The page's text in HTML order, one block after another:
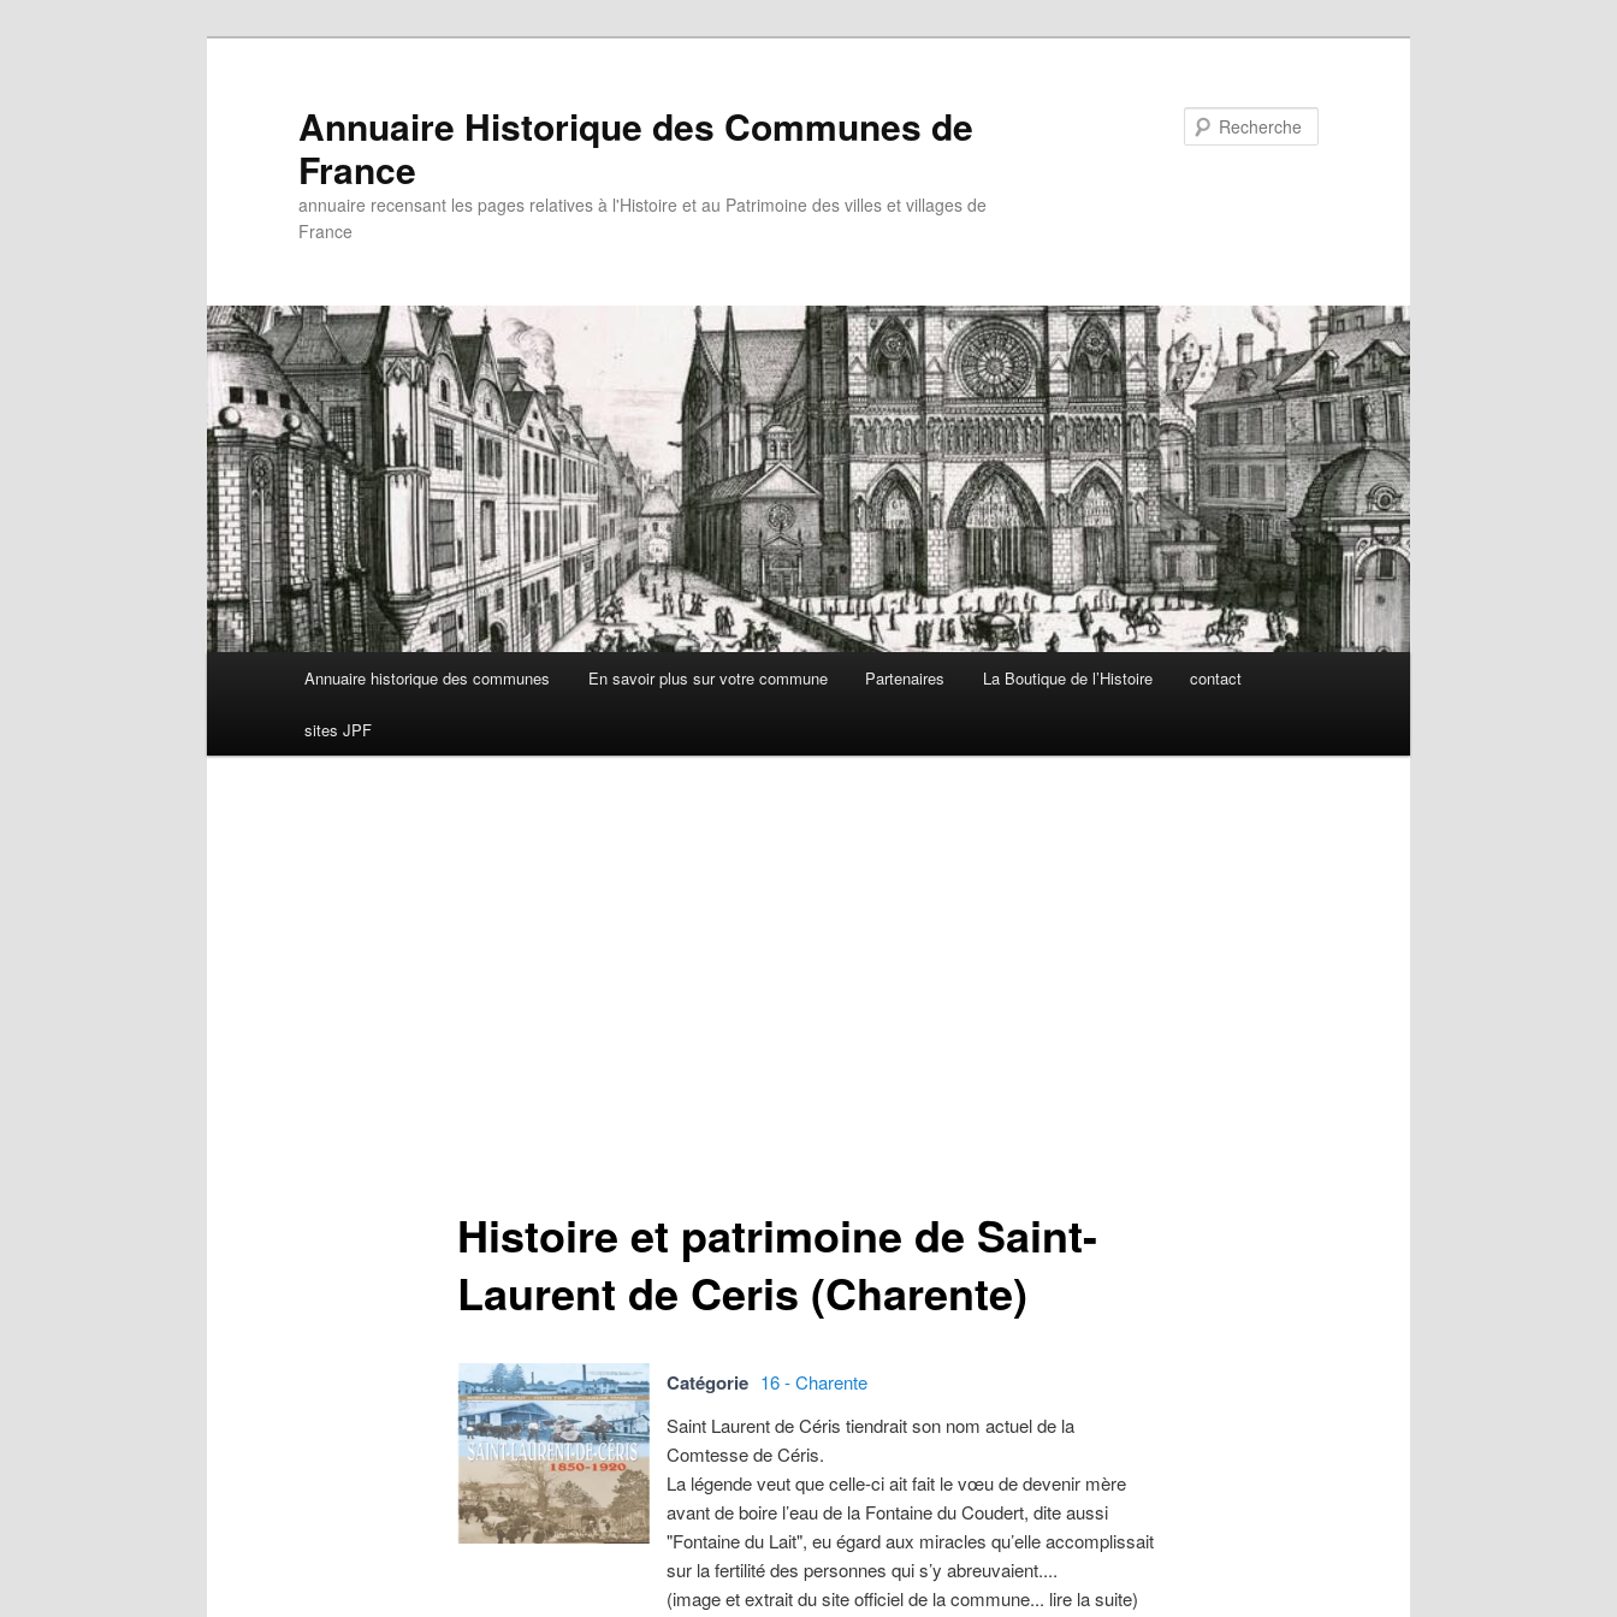
Annuaire Historique des Communes de
France
annuaire recensant les pages relatives à l'Histoire et au Patrimoine des villes et villages de
France
principal
Annuaire historique des communes En savoir plus sur votre commune Partenaires La Boutique de l’Histoire contact
sites JPF
Histoire et patrimoine de Saint-
Laurent de Ceris (Charente)
Catégorie 16 - Charente
Saint Laurent de Céris tiendrait son nom actuel de la
Comtesse de Céris.
La légende veut que celle-ci ait fait le vœu de devenir mère
avant de boire l’eau de la Fontaine du Coudert, dite aussi
"Fontaine du Lait", eu égard aux miracles qu’elle accomplissait
sur la fertilité des personnes qui s’y abreuvaient....
(image et extrait du site officiel de la commune... lire la suite)